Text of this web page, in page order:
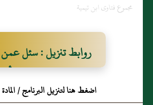
مجموع فتاوى ابن تيمية
روابط تنزيل : سئل عمن
سئل عن مذهبه فقال أنه
محمدي
اضغط هنا لتنزيل البرنامج / المادة